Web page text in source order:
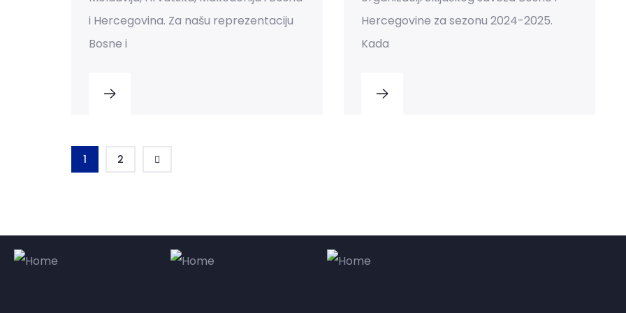
i Hercegovina. Za našu reprezentaciju
Bosne i
Hercegovine za sezonu 2024-2025.
Kada
1 2